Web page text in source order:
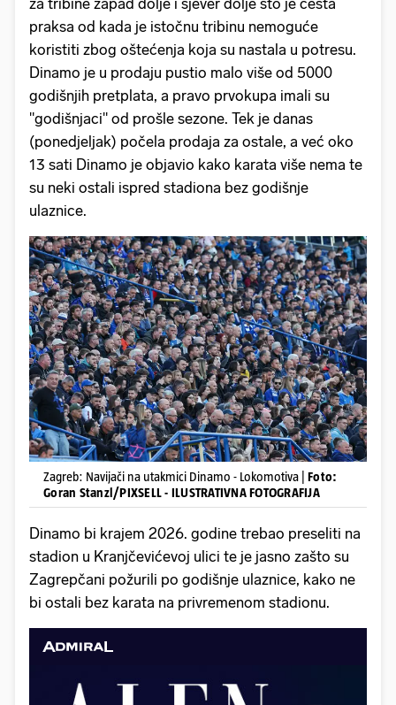
za tribine zapad dolje i sjever dolje što je česta
praksa od kada je istočnu tribinu nemoguće
koristiti zbog oštećenja koja su nastala u potresu.
Dinamo je u prodaju pustio malo više od 5000
godišnjih pretplata, a pravo prvokupa imali su
"godišnjaci" od prošle sezone. Tek je danas
(ponedjeljak) počela prodaja za ostale, a već oko
13 sati Dinamo je objavio kako karata više nema te
su neki ostali ispred stadiona bez godišnje
ulaznice.
Zagreb: Navijači na utakmici Dinamo - Lokomotiva | Foto:
Goran Stanzl/PIXSELL - ILUSTRATIVNA FOTOGRAFIJA
Dinamo bi krajem 2026. godine trebao preseliti na
stadion u Kranjčevićevoj ulici te je jasno zašto su
Zagrepčani požurili po godišnje ulaznice, kako ne
bi ostali bez karata na privremenom stadionu.